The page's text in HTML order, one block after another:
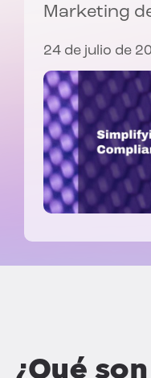
Marketing
24 de julio de
¿Qué